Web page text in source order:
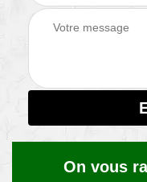
On vous